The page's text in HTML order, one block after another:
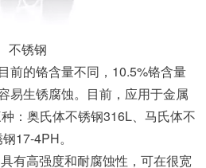
不锈钢
的铬含量不同，10.5%铬含量
易生锈腐蚀。目前，应用于金属
：奥氏体不锈钢316L、马氏体不
17-4PH。
高强度和耐腐蚀性，可在很宽